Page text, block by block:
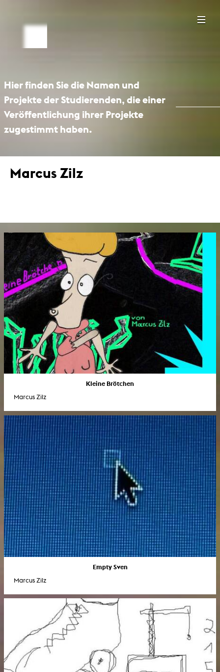
Hier finden Sie die Namen und
Projekte der Studierenden, die einer
Veröffentlichung ihrer Projekte
zugestimmt haben.
Marcus Zilz
Kleine Brötchen
Marcus Zilz
Empty Sven
Marcus Zilz